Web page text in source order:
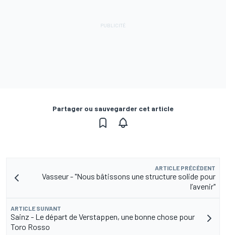
Partager ou sauvegarder cet article
ARTICLE PRÉCÉDENT
Vasseur - "Nous bâtissons une structure solide pour
l’avenir"
ARTICLE SUIVANT
Sainz - Le départ de Verstappen, une bonne chose pour
Toro Rosso